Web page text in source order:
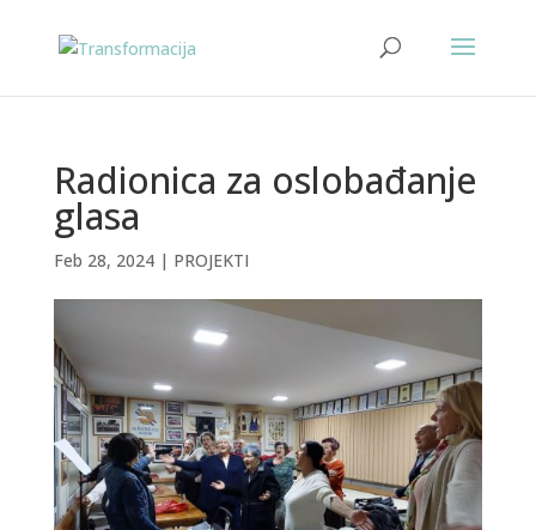
Radionica za oslobađanje
glasa
Feb 28, 2024| PROJEKTI